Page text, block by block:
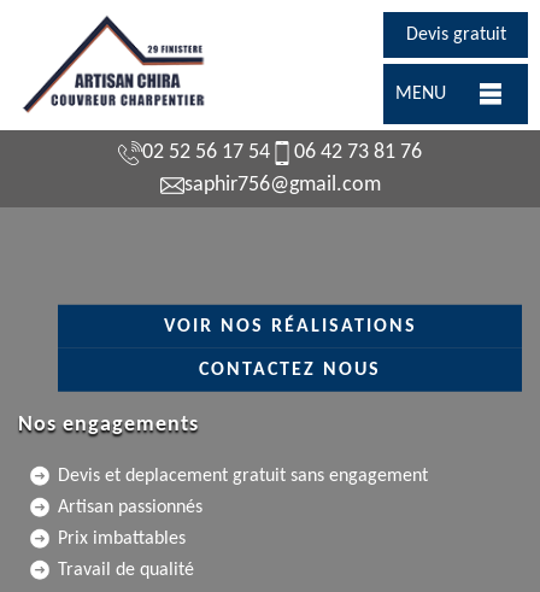
Devis gratuit
MENU
02 52 56 17 54
06 42 73 81 76
saphir756@gmail.com
VOIR NOS RÉALISATIONS
CONTACTEZ NOUS
Nos engagements
Devis et deplacement gratuit sans engagement
Artisan passionnés
Prix imbattables
Travail de qualité